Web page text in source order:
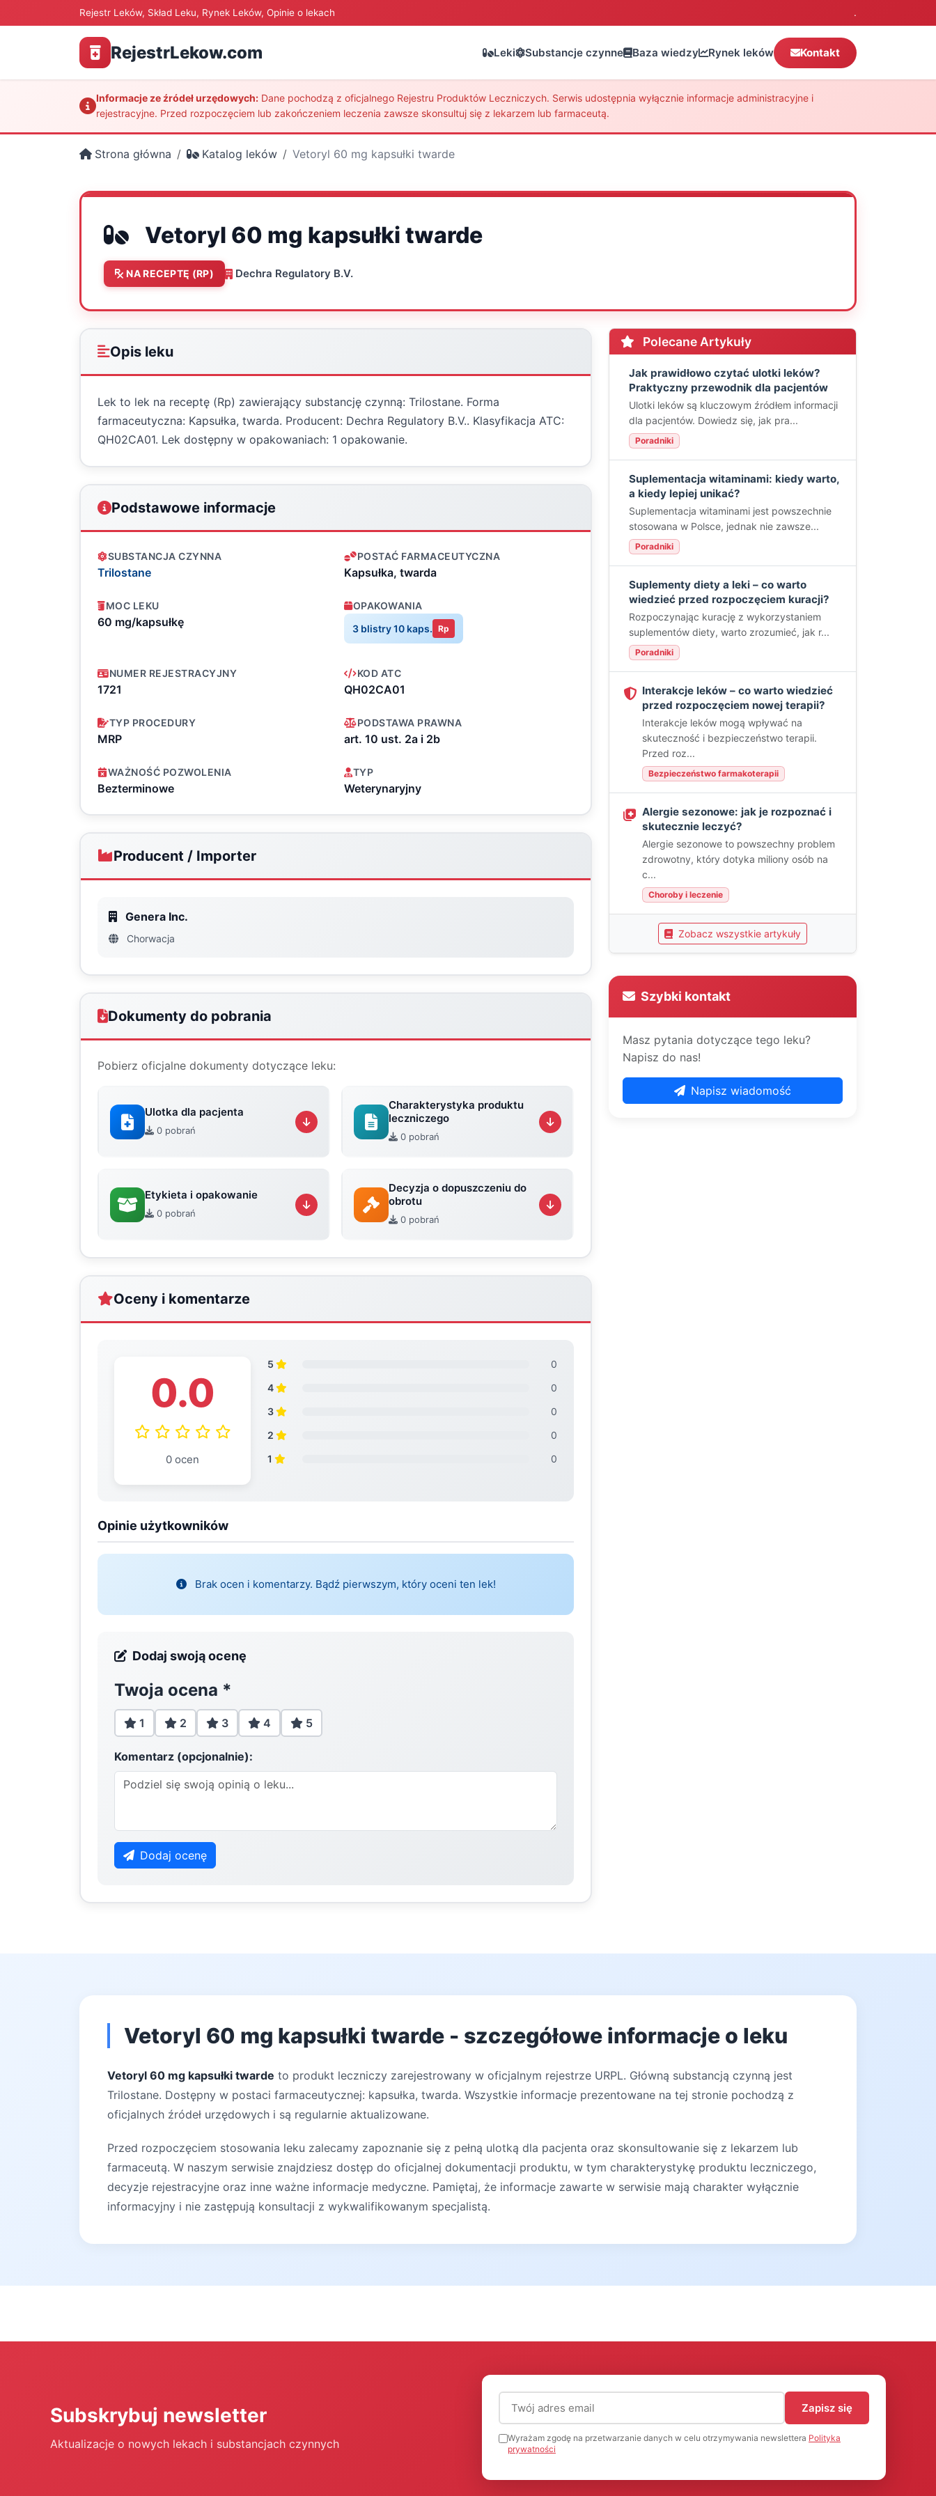
Rejestr Leków, Skład Leku, Rynek Leków, Opinie o lekach .
RejestrLekow.com Leki Substancje czynne Baza wiedzy Rynek leków Kontakt
Informacje ze źródeł urzędowych: Dane pochodzą z oficjalnego Rejestru Produktów Leczniczych. Serwis udostępnia wyłącznie informacje administracyjne i
rejestracyjne. Przed rozpoczęciem lub zakończeniem leczenia zawsze skonsultuj się z lekarzem lub farmaceutą.
Strona główna Katalog leków Vetoryl 60 mg kapsułki twarde
Vetoryl 60 mg kapsułki twarde
NA RECEPTĘ (RP) Dechra Regulatory B.V.
Opis leku
Lek to lek na receptę (Rp) zawierający substancję czynną: Trilostane. Forma
farmaceutyczna: Kapsułka, twarda. Producent: Dechra Regulatory B.V.. Klasyfikacja ATC:
QH02CA01. Lek dostępny w opakowaniach: 1 opakowanie.
Podstawowe informacje
SUBSTANCJA CZYNNA
Trilostane
POSTAĆ FARMACEUTYCZNA
Kapsułka, twarda
MOC LEKU
60 mg/kapsułkę
OPAKOWANIA
3 blistry 10 kaps. Rp
NUMER REJESTRACYJNY
1721
KOD ATC
QH02CA01
TYP PROCEDURY
MRP
PODSTAWA PRAWNA
art. 10 ust. 2a i 2b
WAŻNOŚĆ POZWOLENIA
Bezterminowe
TYP
Weterynaryjny
Producent / Importer
Genera Inc.
Chorwacja
Dokumenty do pobrania
Pobierz oficjalne dokumenty dotyczące leku:
Ulotka dla pacjenta
0 pobrań
Charakterystyka produktu
leczniczego
0 pobrań
Etykieta i opakowanie
0 pobrań
Decyzja o dopuszczeniu do
obrotu
0 pobrań
Oceny i komentarze
0.0
0 ocen
5
0
4
0
3
0
2
0
1
0
Opinie użytkowników
Brak ocen i komentarzy. Bądź pierwszym, który oceni ten lek!
Dodaj swoją ocenę
Twoja ocena *
1 2 3 4 5
Komentarz (opcjonalnie):
Dodaj ocenę
Polecane Artykuły
Jak prawidłowo czytać ulotki leków?
Praktyczny przewodnik dla pacjentów
Ulotki leków są kluczowym źródłem informacji
dla pacjentów. Dowiedz się, jak pra...
Poradniki
Suplementacja witaminami: kiedy warto,
a kiedy lepiej unikać?
Suplementacja witaminami jest powszechnie
stosowana w Polsce, jednak nie zawsze...
Poradniki
Suplementy diety a leki – co warto
wiedzieć przed rozpoczęciem kuracji?
Rozpoczynając kurację z wykorzystaniem
suplementów diety, warto zrozumieć, jak r...
Poradniki
Interakcje leków – co warto wiedzieć
przed rozpoczęciem nowej terapii?
Interakcje leków mogą wpływać na
skuteczność i bezpieczeństwo terapii.
Przed roz...
Bezpieczeństwo farmakoterapii
Alergie sezonowe: jak je rozpoznać i
skutecznie leczyć?
Alergie sezonowe to powszechny problem
zdrowotny, który dotyka miliony osób na
c...
Choroby i leczenie
Zobacz wszystkie artykuły
Szybki kontakt
Masz pytania dotyczące tego leku?
Napisz do nas!
Napisz wiadomość
Vetoryl 60 mg kapsułki twarde - szczegółowe informacje o leku
Vetoryl 60 mg kapsułki twarde to produkt leczniczy zarejestrowany w oficjalnym rejestrze URPL. Główną substancją czynną jest
Trilostane. Dostępny w postaci farmaceutycznej: kapsułka, twarda. Wszystkie informacje prezentowane na tej stronie pochodzą z
oficjalnych źródeł urzędowych i są regularnie aktualizowane.
Przed rozpoczęciem stosowania leku zalecamy zapoznanie się z pełną ulotką dla pacjenta oraz skonsultowanie się z lekarzem lub
farmaceutą. W naszym serwisie znajdziesz dostęp do oficjalnej dokumentacji produktu, w tym charakterystykę produktu leczniczego,
decyzje rejestracyjne oraz inne ważne informacje medyczne. Pamiętaj, że informacje zawarte w serwisie mają charakter wyłącznie
informacyjny i nie zastępują konsultacji z wykwalifikowanym specjalistą.
Subskrybuj newsletter
Aktualizacje o nowych lekach i substancjach czynnych
Adres email (wymagany)
Zapisz się
Wyrażam zgodę na przetwarzanie danych w celu otrzymywania newslettera Polityka
prywatności